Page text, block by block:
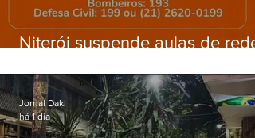
Niterói suspende aulas de rede
ventos fortes nesta sexta (7)
Jornal Daki
há 1 dia